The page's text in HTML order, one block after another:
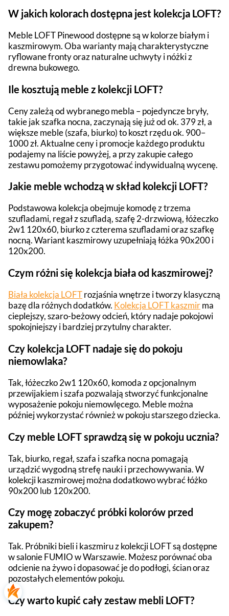
W jakich kolorach dostępna jest kolekcja LOFT?
Meble LOFT Pinewood dostępne są w kolorze białym i
kaszmirowym. Oba warianty mają charakterystyczne
ryflowane fronty oraz naturalne uchwyty i nóżki z
drewna bukowego.
Ile kosztują meble z kolekcji LOFT?
Ceny zależą od wybranego mebla – pojedyncze bryły,
takie jak szafka nocna, zaczynają się już od ok. 379 zł, a
większe meble (szafa, biurko) to koszt rzędu ok. 900–
1000 zł. Aktualne ceny i promocje każdego produktu
podajemy na liście powyżej, a przy zakupie całego
zestawu pomożemy przygotować indywidualną wycenę.
Jakie meble wchodzą w skład kolekcji LOFT?
Podstawowa kolekcja obejmuje komodę z trzema
szufladami, regał z szufladą, szafę 2-drzwiową, łóżeczko
2w1 120x60, biurko z czterema szufladami oraz szafkę
nocną. Wariant kaszmirowy uzupełniają łóżka 90x200 i
120x200.
Czym różni się kolekcja biała od kaszmirowej?
Biała kolekcja LOFTrozjaśnia wnętrze i tworzy klasyczną
bazę dla różnych dodatków. Kolekcja LOFT kaszmirma
cieplejszy, szaro-beżowy odcień, który nadaje pokojowi
spokojniejszy i bardziej przytulny charakter.
Czy kolekcja LOFT nadaje się do pokoju
niemowlaka?
Tak, łóżeczko 2w1 120x60, komoda z opcjonalnym
przewijakiem i szafa pozwalają stworzyć funkcjonalne
wyposażenie pokoju niemowlęcego. Meble można
później wykorzystać również w pokoju starszego dziecka.
Czy meble LOFT sprawdzą się w pokoju ucznia?
Tak, biurko, regał, szafa i szafka nocna pomagają
urządzić wygodną strefę nauki i przechowywania. W
kolekcji kaszmirowej można dodatkowo wybrać łóżko
90x200 lub 120x200.
Czy mogę zobaczyć próbki kolorów przed
zakupem?
Tak. Próbniki bieli i kaszmiru z kolekcji LOFT są dostępne
w salonie FUMIO w Warszawie. Możesz porównać oba
odcienie na żywo i dopasować je do podłogi, ścian oraz
pozostałych elementów pokoju.
Czy warto kupić cały zestaw mebli LOFT?